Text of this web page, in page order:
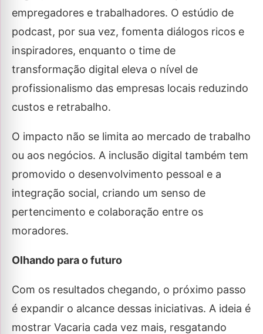
empregadores e trabalhadores. O estúdio de
podcast, por sua vez, fomenta diálogos ricos e
inspiradores, enquanto o time de
transformação digital eleva o nível de
profissionalismo das empresas locais reduzindo
custos e retrabalho.
O impacto não se limita ao mercado de trabalho
ou aos negócios. A inclusão digital também tem
promovido o desenvolvimento pessoal e a
integração social, criando um senso de
pertencimento e colaboração entre os
moradores.
Olhando para o futuro
Com os resultados chegando, o próximo passo
é expandir o alcance dessas iniciativas. A ideia é
mostrar Vacaria cada vez mais, resgatando